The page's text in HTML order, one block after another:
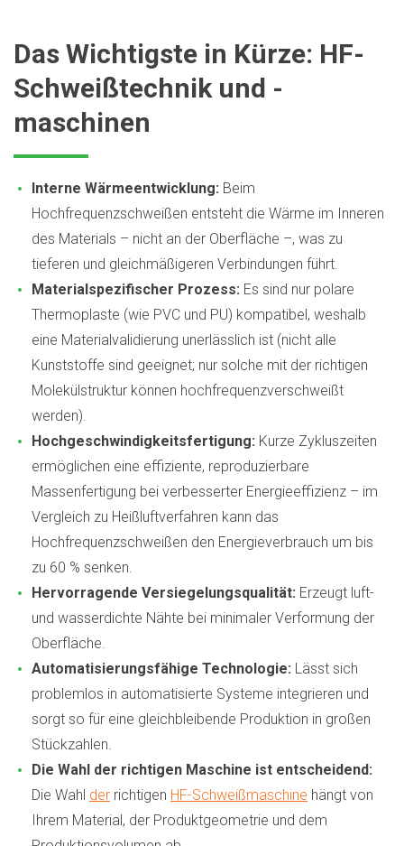
Das Wichtigste in Kürze: HF-
Schweißtechnik und -
maschinen
Interne Wärmeentwicklung: Beim
Hochfrequenzschweißen entsteht die Wärme im Inneren
des Materials – nicht an der Oberfläche –, was zu
tieferen und gleichmäßigeren Verbindungen führt.
Materialspezifischer Prozess: Es sind nur polare
Thermoplaste (wie PVC und PU) kompatibel, weshalb
eine Materialvalidierung unerlässlich ist (nicht alle
Kunststoffe sind geeignet; nur solche mit der richtigen
Molekülstruktur können hochfrequenzverschweißt
werden).
Hochgeschwindigkeitsfertigung: Kurze Zykluszeiten
ermöglichen eine effiziente, reproduzierbare
Massenfertigung bei verbesserter Energieeffizienz – im
Vergleich zu Heißluftverfahren kann das
Hochfrequenzschweißen den Energieverbrauch um bis
zu 60 % senken.
Hervorragende Versiegelungsqualität: Erzeugt luft-
und wasserdichte Nähte bei minimaler Verformung der
Oberfläche.
Automatisierungsfähige Technologie: Lässt sich
problemlos in automatisierte Systeme integrieren und
sorgt so für eine gleichbleibende Produktion in großen
Stückzahlen.
Die Wahl der richtigen Maschine ist entscheidend:
Die Wahl der richtigen HF-Schweißmaschine hängt von
Ihrem Material, der Produktgeometrie und dem